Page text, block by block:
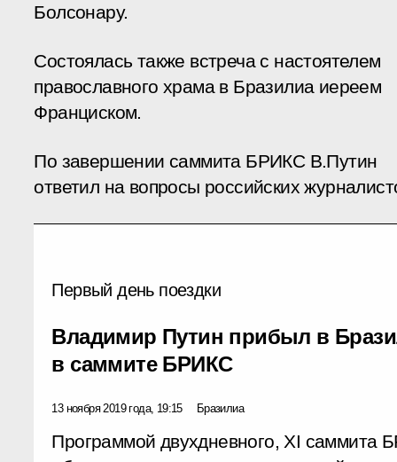
Болсонару.
Состоялась также встреча с настоятелем
православного храма в Бразилиа иереем
Франциском.
По завершении саммита БРИКС В.Путин
ответил на вопросы российских
Первый день поездки
Владимир Путин прибыл в
в саммите БРИКС
13 ноября 2019 года, 19:15 Бразилиа
Программой двухдневного, XI саммита